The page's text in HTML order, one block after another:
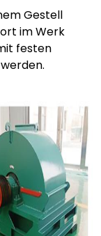
Gestell
im Werk
festen